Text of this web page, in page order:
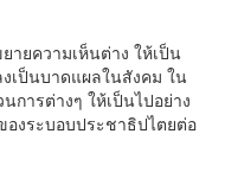
ายความเห็นต่าง ให้เป็น
เป็นบาดแผลในสังคม ใน
การต่างๆ ให้เป็นไปอย่าง
งระบอบประชาธิปไตยต่อ